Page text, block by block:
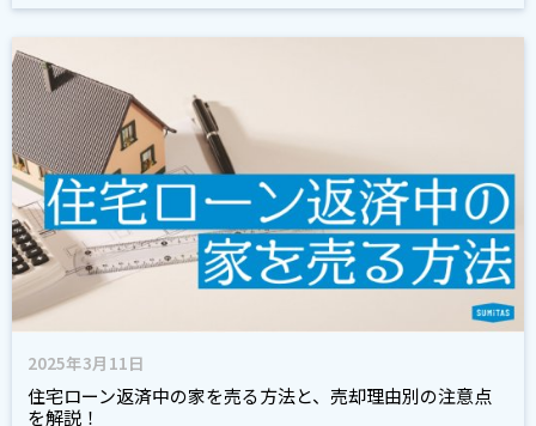
2025年3月11日
住宅ローン返済中の家を売る方法と、売却理由別の注意点
を解説！